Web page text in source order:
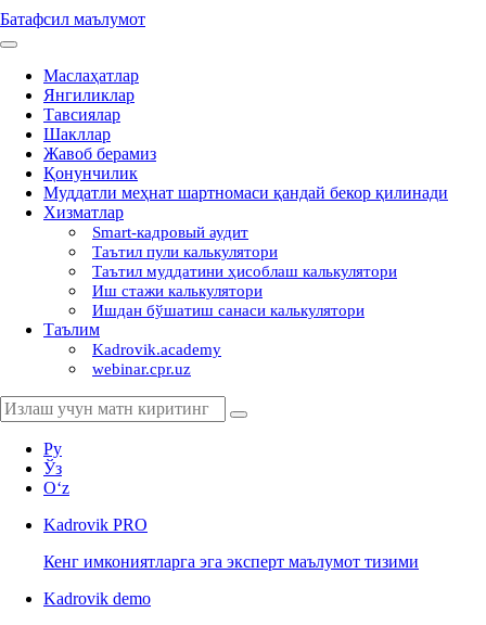
Батафсил маълумот
Маслаҳатлар
Янгиликлар
Тавсиялар
Шакллар
Жавоб берамиз
Қонунчилик
Муддатли меҳнат шартномаси қандай бекор қилинади
Хизматлар
Smart-кадровый аудит
Таътил пули калькулятори
Таътил муддатини ҳисоблаш калькулятори
Иш стажи калькулятори
Ишдан бўшатиш санаси калькулятори
Таълим
Kadrovik.academy
webinar.cpr.uz
Ру
Ўз
Oʻz
Kadrovik PRO
Кенг имкониятларга эга эксперт маълумот тизими
Kadrovik demo